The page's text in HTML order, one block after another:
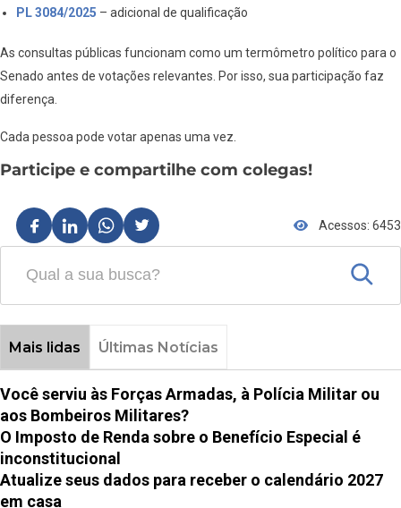
PL 3084/2025 – adicional de qualificação
As consultas públicas funcionam como um termômetro político para o
Senado antes de votações relevantes. Por isso, sua participação faz
diferença.
Cada pessoa pode votar apenas uma vez.
Participe e compartilhe com colegas!
Acessos: 6453
Mais lidas Últimas Notícias
Você serviu às Forças Armadas, à Polícia Militar ou
aos Bombeiros Militares?
O Imposto de Renda sobre o Benefício Especial é
inconstitucional
Atualize seus dados para receber o calendário 2027
em casa